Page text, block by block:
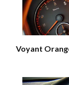
Voyant